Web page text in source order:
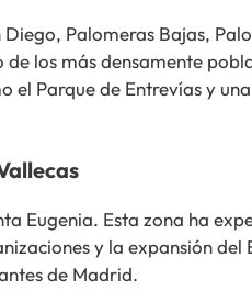
Palomeras Bajas,
los más densamente
el Parque de Entrevías y
Eugenia. Esta zona ha
y la expansión del
de Madrid.